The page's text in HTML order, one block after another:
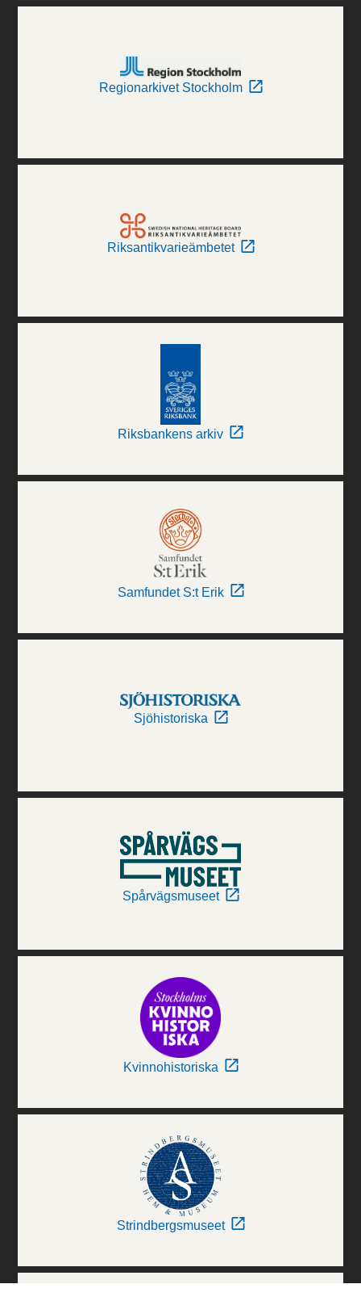
Regionarkivet Stockholm
Riksantikvarieämbetet
Riksbankens arkiv
Samfundet S:t Erik
Sjöhistoriska
Spårvägsmuseet
Kvinnohistoriska
Strindbergsmuseet